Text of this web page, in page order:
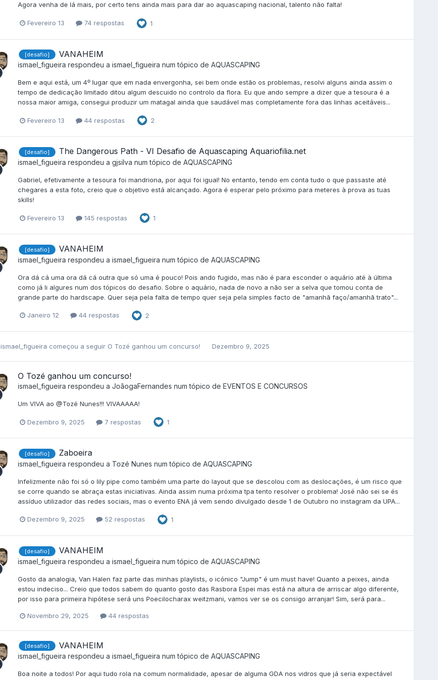
Agora venha de lá mais, por certo tens ainda mais para dar ao aquascaping nacional, talento não falta!
Fevereiro 13 74 respostas 1
[desafio] VANAHEIM
ismael_figueira respondeu a ismael_figueira num tópico de AQUASCAPING
Bem e aqui está, um 4º lugar que em nada envergonha, sei bem onde estão os problemas, resolvi alguns ainda assim o
tempo de dedicação limitado ditou algum descuido no controlo da flora. Eu que ando sempre a dizer que a tesoura é a
nossa maior amiga, consegui produzir um matagal ainda que saudável mas completamente fora das linhas aceitáveis...
Fevereiro 13 44 respostas 2
[desafio] The Dangerous Path - VI Desafio de Aquascaping Aquariofilia.net
ismael_figueira respondeu a gjsilva num tópico de AQUASCAPING
Gabriel, efetivamente a tesoura foi mandriona, por aqui foi igual! No entanto, tendo em conta tudo o que passaste até
chegares a esta foto, creio que o objetivo está alcançado. Agora é esperar pelo próximo para meteres à prova as tuas
skills!
Fevereiro 13 145 respostas 1
[desafio] VANAHEIM
ismael_figueira respondeu a ismael_figueira num tópico de AQUASCAPING
Ora dá cá uma ora dá cá outra que só uma é pouco! Pois ando fugido, mas não é para esconder o aquário até à última
como já li algures num dos tópicos do desafio. Sobre o aquário, nada de novo a não ser a selva que tomou conta de
grande parte do hardscape. Quer seja pela falta de tempo quer seja pela simples facto de "amanhã faço/amanhã trato"...
Janeiro 12 44 respostas 2
ismael_figueira começou a seguir O Tozé ganhou um concurso! Dezembro 9, 2025
O Tozé ganhou um concurso!
ismael_figueira respondeu a JoãogaFernandes num tópico de EVENTOS E CONCURSOS
Um VIVA ao @Tozé Nunes!!! VIVAAAAA!
Dezembro 9, 2025 7 respostas 1
[desafio] Zaboeira
ismael_figueira respondeu a Tozé Nunes num tópico de AQUASCAPING
Infelizmente não foi só o lily pipe como também uma parte do layout que se descolou com as deslocações, é um risco que
se corre quando se abraça estas iniciativas. Ainda assim numa próxima tpa tento resolver o problema! José não sei se és
assíduo utilizador das redes sociais, mas o evento ENA já vem sendo divulgado desde 1 de Outubro no instagram da UPA...
Dezembro 9, 2025 52 respostas 1
[desafio] VANAHEIM
ismael_figueira respondeu a ismael_figueira num tópico de AQUASCAPING
Gosto da analogia, Van Halen faz parte das minhas playlists, o icónico "Jump" é um must have! Quanto a peixes, ainda
estou indeciso... Creio que todos sabem do quanto gosto das Rasbora Espei mas está na altura de arriscar algo diferente,
por isso para primeira hipótese será uns Poecilocharax weitzmani, vamos ver se os consigo arranjar! Sim, será para...
Novembro 29, 2025 44 respostas
[desafio] VANAHEIM
ismael_figueira respondeu a ismael_figueira num tópico de AQUASCAPING
Boa noite a todos! Por aqui tudo rola na comum normalidade, apesar de alguma GDA nos vidros que já seria expectável